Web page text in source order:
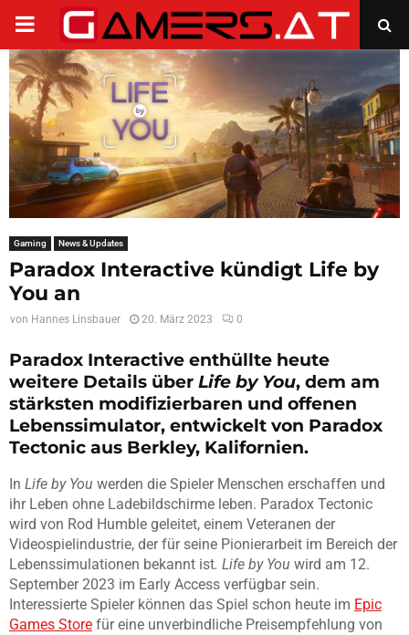
PRIMARY
MENU
Gaming News & Updates
Paradox Interactive kündigt Life by
You an
von Hannes Linsbauer 20. März 2023 0
Paradox Interactive enthüllte heute
weitere Details über Life by You, dem am
stärksten modifizierbaren und offenen
Lebenssimulator, entwickelt von Paradox
Tectonic aus Berkley, Kalifornien.
In Life by You werden die Spieler Menschen erschaffen und
ihr Leben ohne Ladebildschirme leben. Paradox Tectonic
wird von Rod Humble geleitet, einem Veteranen der
Videospielindustrie, der für seine Pionierarbeit im Bereich der
Lebenssimulationen bekannt ist. Life by You wird am 12.
September 2023 im Early Access verfügbar sein.
Interessierte Spieler können das Spiel schon heute im Epic
Games Store für eine unverbindliche Preisempfehlung von